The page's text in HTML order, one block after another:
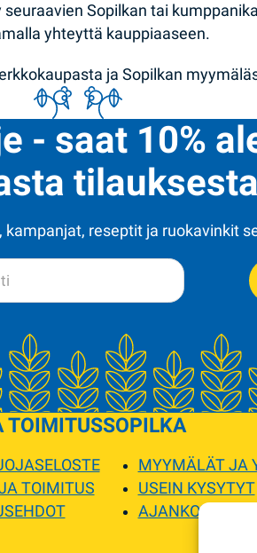
Sopilkan tai
yhteyttä kauppiaaseen.
ja Sopilkan
- saat 10%
reseptit ja ruokavinkit
TOIMITUS
TOIMITUS
SOPILKA
MYYMÄLÄT JA
USEIN KYSYTYT
AJANKOHTAISTA